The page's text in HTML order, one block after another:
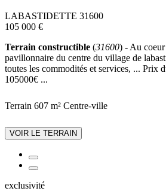
LABASTIDETTE 31600
105 000 €
Terrain constructible (31600) - Au
pavillonnaire du centre du village de
toutes les commodités et services, ... Prix
105000€ ...
Terrain 607 m² Centre-ville
VOIR LE TERRAIN
exclusivité